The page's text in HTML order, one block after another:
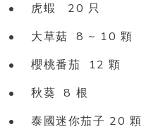
• 虎蝦 20 只
• 大草菇 8 ~ 10顆
• 櫻桃番茄 12顆
• 秋葵 8 根
• 泰國迷你茄子 20顆